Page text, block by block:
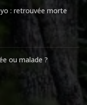
: retrouvée morte
ou malade ?